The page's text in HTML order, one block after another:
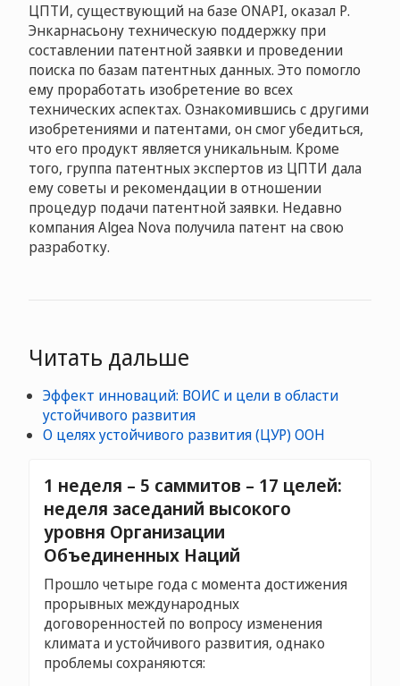
ЦПТИ, существующий на базе ONAPI, оказал Р.
Энкарнасьону техническую поддержку при
составлении патентной заявки и проведении
поиска по базам патентных данных. Это помогло
ему проработать изобретение во всех
технических аспектах. Ознакомившись с другими
изобретениями и патентами, он смог убедиться,
что его продукт является уникальным. Кроме
того, группа патентных экспертов из ЦПТИ дала
ему советы и рекомендации в отношении
процедур подачи патентной заявки. Недавно
компания Algea Nova получила патент на свою
разработку.
Читать дальше
Эффект инноваций: ВОИС и цели в области
устойчивого развития
О целях устойчивого развития (ЦУР) ООН
1 неделя – 5 саммитов – 17 целей:
неделя заседаний высокого
уровня Организации
Объединенных Наций
Прошло четыре года с момента достижения
прорывных международных
договоренностей по вопросу изменения
климата и устойчивого развития, однако
проблемы сохраняются: